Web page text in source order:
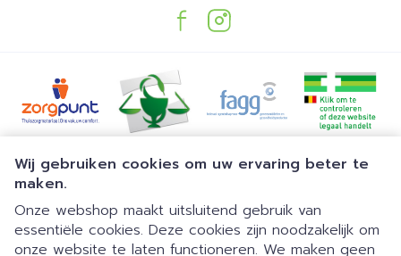
Wij gebruiken cookies om uw ervaring beter te
maken.
Onze webshop maakt uitsluitend gebruik van
essentiële cookies. Deze cookies zijn noodzakelijk om
onze website te laten functioneren. We maken geen
Juridische links